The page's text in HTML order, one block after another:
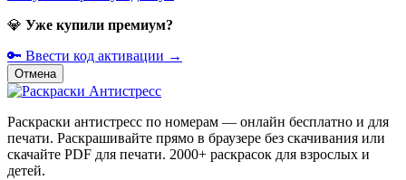
💎 Уже купили премиум?
🔑 Ввести код активации →
Отмена
Раскраски антистресс по номерам — онлайн бесплатно и для
печати. Раскрашивайте прямо в браузере без скачивания или
скачайте PDF для печати. 2000+ раскрасок для взрослых и
детей.